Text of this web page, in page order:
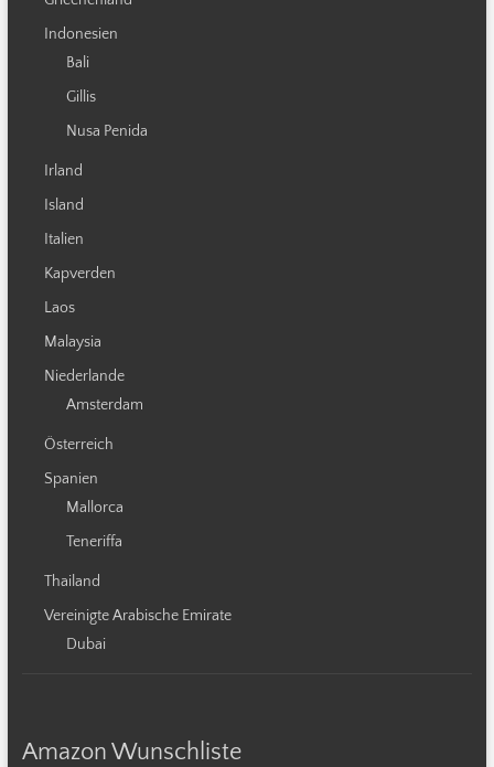
Indonesien
Bali
Gillis
Nusa Penida
Irland
Island
Italien
Kapverden
Laos
Malaysia
Niederlande
Amsterdam
Österreich
Spanien
Mallorca
Teneriffa
Thailand
Vereinigte Arabische Emirate
Dubai
Amazon Wunschliste